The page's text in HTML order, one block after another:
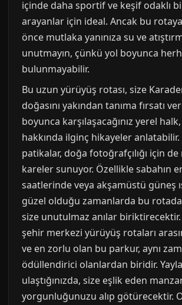
içinde daha sportif ve keşif odaklı
arayanlar için ideal. Ancak bu
önce mutlaka yanınıza su ve
unutmayın, çünkü yol boyunca
bulunmayabilir.
Bu uzun yürüyüş rotası, size
doğasını yakından tanıma fırsatı
boyunca karşılaşacağınız yerel
hakkında ilginç hikayeler anlatabilir.
patikalar, doğa fotoğrafçılığı için
kareler sunuyor. Özellikle sabahın
saatlerinde veya akşamüstü güneş
güzel olduğu zamanlarda bu
size unutulmaz anılar biriktirecektir.
şehir merkezi yürüyüş rotaları
ve en zorlu olan bu parkur, aynı
ödüllendirici olanlardan biridir.
ulaştığınızda, size eşlik eden
yorgunluğunuzu alıp götürecektir.